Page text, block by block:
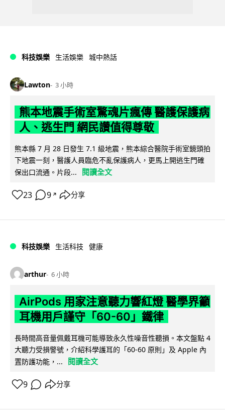
科技娛樂 生活娛樂 城中熱話
Lawton 3 小時
熊本地震手術室驚魂片瘋傳 醫護保護病
人、逃生門 網民讚值得尊敬
熊本縣 7 月 28 日發生 7.1 級地震，熊本綜合醫院手術室鏡頭拍
下地震一刻，醫護人員臨危不亂保護病人，更馬上開逃生門確
保出口流通。片段...
閱讀全文
23 9 ↗ 分享
科技娛樂 生活科技 健康
arthur 6 小時
AirPods 用家注意聽力響紅燈 醫學界籲
耳機用戶謹守「60-60」鐵律
長時間高音量佩戴耳機可能導致永久性噪音性聽損。本文盤點 4
大聽力受損警號，介紹科學護耳的「60-60 原則」及 Apple 內
置防護功能，...
閱讀全文
9 分享